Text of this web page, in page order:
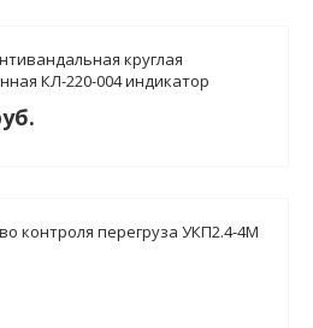
круглая
КЛ-220-004 индикатор
контроля перегруза УКП2.4-4М